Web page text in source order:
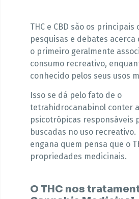
THC e CBD são os principais
pesquisas e debates acerca
o primeiro geralmente
consumo recreativo,
conhecido pelos seus usos
Isso se dá pelo fato de o
tetrahidrocanabinol conter
psicotrópicas responsáveis
buscadas no uso recreativo.
engana quem pensa que o
propriedades medicinais.
O THC nos